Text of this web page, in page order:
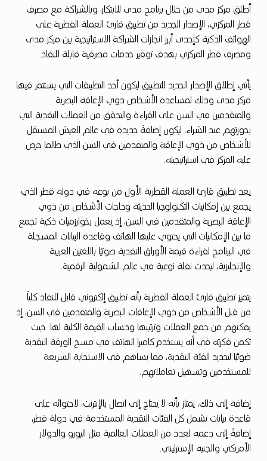
إ
ص
د
ر
ا
ل
ج
د
د
ل
ل
ت
ط
ب
ي
ق
ا
ل
ل
ك
ت
أطلق مركز مدى من خلال برنامج مدى للابتكار، وبالشراكة مع مصرف
قطر المركزي، الإصدار الجديد من تطبيق قارئ العملة القطرية على
الهواتف الذكية كإحدى أبرز انجازات الشراكة الاستراتيجية بين مركز مدى
ومصرف قطر المركزي بهدف توفير خدمات مصرفية قابلة للنفاذ.
يأتي إطلاق الإصدار الجديد للتطبيق ليكون أحد التطبيقات التي يستثمر فيها
مركز مدى وذلك لمساعدة الأشخاص ذوي الإعاقة البصرية
والمتقدمين في السن على القراءة والتحقق من العملات النقدية التي
بحوزتهم عند الشراء، ليكون إضافةً جديدة في عالم العيش المستقل
للأشخاص من ذوي الإعاقة والمتقدمين في السن الذي طالما حرص
عليه المركز في استراتيجيته.
يعد تطبيق قارئ العملة القطرية الأول من نوعه في دولة قطر الذي
يجمع بين إمكانيات التكنولوجيا الحديثة وحاجات الأشخاص من ذوي
الإعاقة البصرية والمتقدمين في السن، إذ يعمل بخوارزميات ذكية تجمع
ما بين الإمكانيات التي يحتوي عليها الهاتف وقاعدة البيانات المسجلة
في البرنامج لقراءة قيمة الأوراق النقدية صوتيًا باللغتين العربية
والإنجليزية، ليحدث نقلة نوعية في عالم الشمولية الرقمية.
يتميز تطبيق قارئ العملة القطرية بأنه تطبيق إلكتروني قابل للنفاذ كلياً
من قبل الأشخاص من ذوي الإعاقات البصرية والمتقدمين في السن، إذ
يمكنهم من جمع العملات وترتيبها وحساب القيمة الكلية لها. حيث
تكمن فكرته في أنه يستخدم كاميرا الهاتف في مسح الورقة النقدية
ضوئيًا لتحديد الفئة النقدية، مما يساهم في الاستجابة السريعة
للمستخدمين وتسهيل تعاملاتهم.
إضافة إلى ذلك، يمتاز بأنه لا يحتاج إلى اتصال بالإنترنت، لاحتوائه على
قاعدة بيانات تشمل كل الفئات النقدية المستخدمة في دولة قطر،
إضافةً إلى دعمه لعدد من العملات العالمية مثل اليورو والدولار
الأمريكي والجنيه الإسترليني.